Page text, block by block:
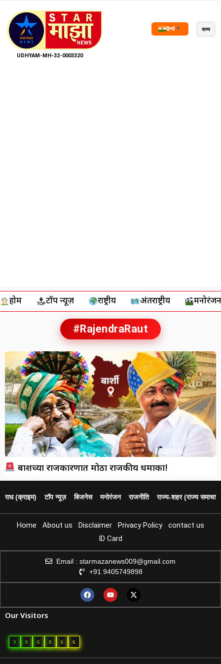
UDHYAM-MH-32-0003320
हिन्दी ▼ राज्य
होम टॉप न्यूज़ राष्ट्रीय अंतर्राष्ट्रीय मनोरंजन
#RajendraRaut
बार्शीच्या राजकारणात मोठा राजकीय धमाका!
(क्राइम) टॉप न्यूज़ बिजनेस मनोरंजन राजनीति राज्य‑शहर (राज्य समाचार)
Home About us Disclaimer Privacy Policy
contact us
ID Card
Email : starmazanews009@gmail.com
+91 9405749898
Our Visitors
9 9 6 8 6 6